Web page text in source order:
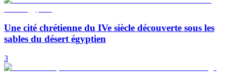
Une cité chrétienne du IVe siècle découverte sous les
sables du désert égyptien
3